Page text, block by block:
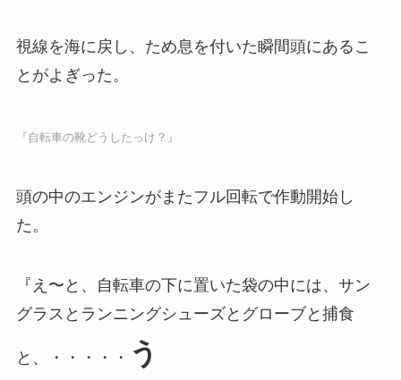
視線を海に戻し、ため息を付いた瞬間頭にあるこ
とがよぎった。
『自転車の靴どうしたっけ？』
頭の中のエンジンがまたフル回転で作動開始し
た。
『え〜と、自転車の下に置いた袋の中には、サン
グラスとランニングシューズとグローブと捕食
と、・・・・・ う